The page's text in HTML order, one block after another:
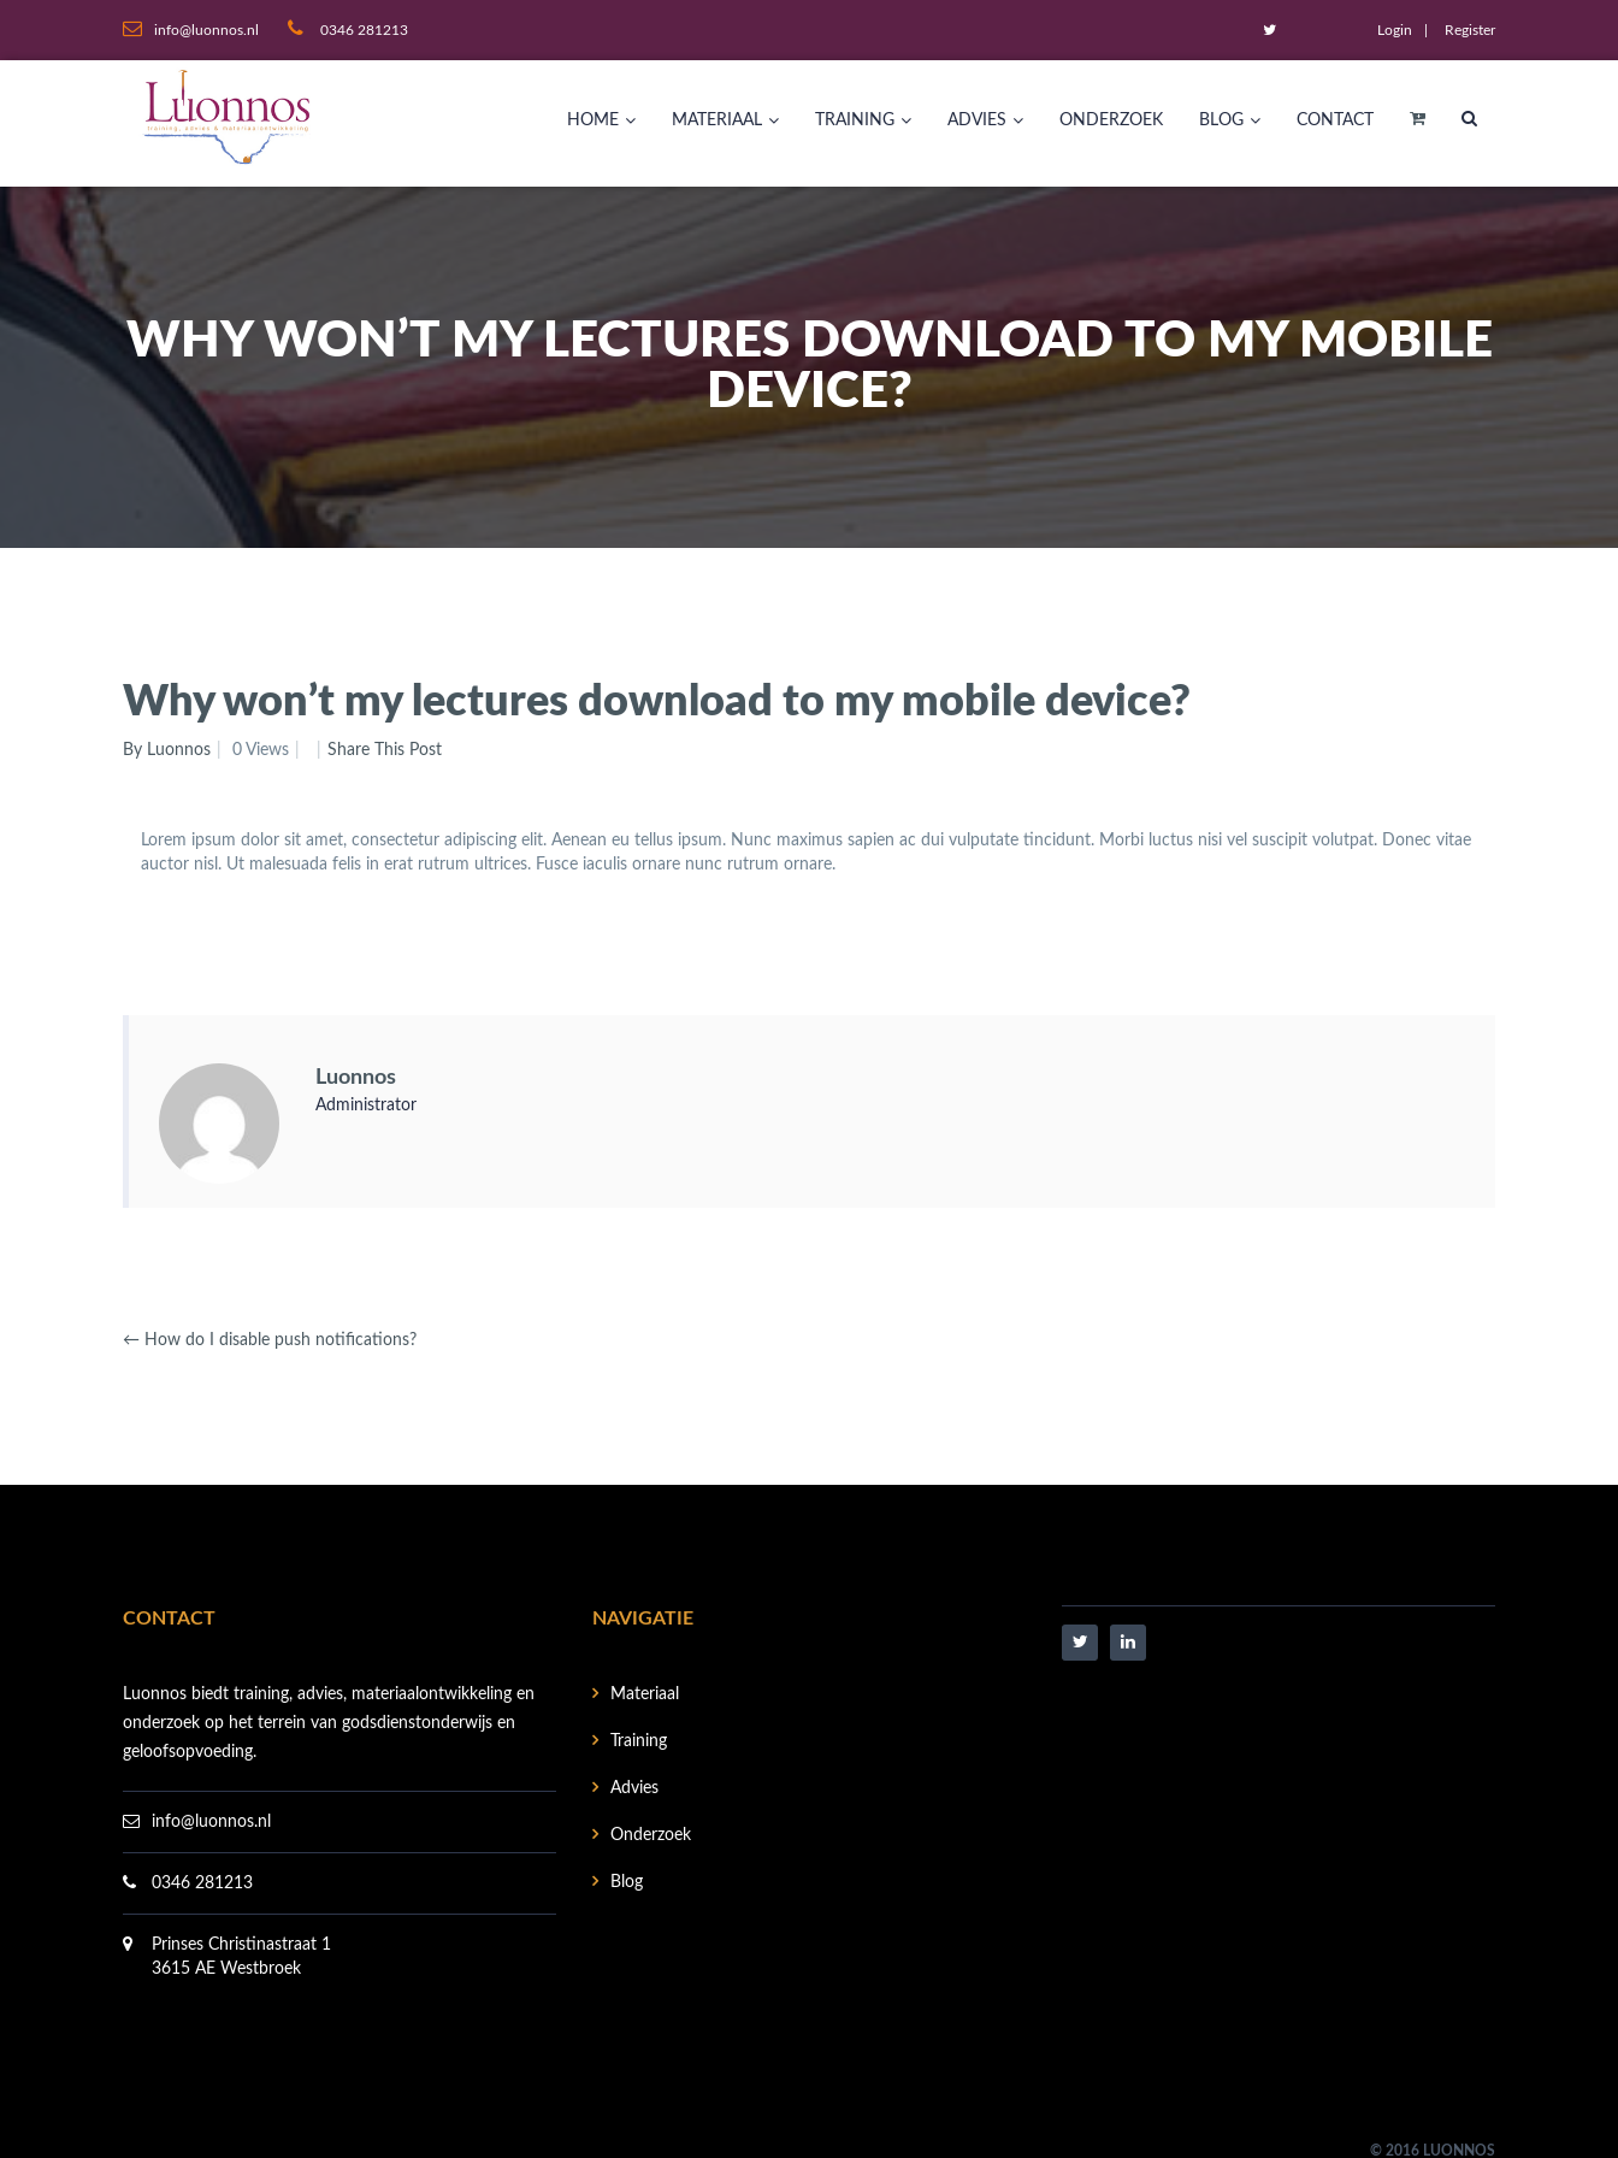
info@luonnos.nl 0346 281213 Login Register
HOME MATERIAAL TRAINING ADVIES ONDERZOEK BLOG CONTACT
WHY WON’T MY LECTURES DOWNLOAD TO MY MOBILE
DEVICE?
Why won’t my lectures download to my mobile device?
By Luonnos 0 Views Share This Post
Lorem ipsum dolor sit amet, consectetur adipiscing elit. Aenean eu tellus ipsum. Nunc maximus sapien ac dui vulputate tincidunt. Morbi luctus nisi vel suscipit volutpat. Donec vitae
auctor nisl. Ut malesuada felis in erat rutrum ultrices. Fusce iaculis ornare nunc rutrum ornare.
Luonnos
Administrator
← How do I disable push notifications?
CONTACT
Luonnos biedt training, advies, materiaalontwikkeling en
onderzoek op het terrein van godsdienstonderwijs en
geloofsopvoeding.
info@luonnos.nl
0346 281213
Prinses Christinastraat 1
3615 AE Westbroek
NAVIGATIE
Materiaal
Training
Advies
Onderzoek
Blog
© 2016 LUONNOS